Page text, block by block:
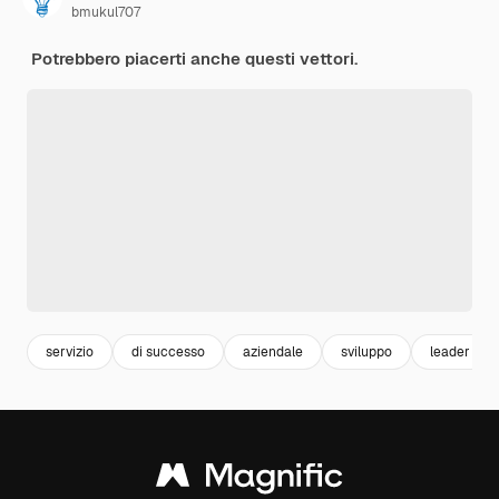
bmukul707
Potrebbero piacerti anche questi vettori.
servizio di successo aziendale sviluppo leader